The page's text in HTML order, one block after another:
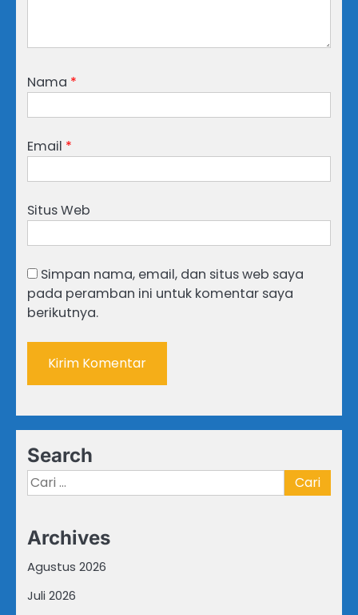
Nama *
Email *
Situs Web
Simpan nama, email, dan situs web saya
pada peramban ini untuk komentar saya
berikutnya.
Search
Cari
untuk:
Archives
Agustus 2026
Juli 2026